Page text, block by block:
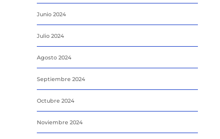
Junio 2024
Julio 2024
Agosto 2024
Septiembre 2024
Octubre 2024
Noviembre 2024